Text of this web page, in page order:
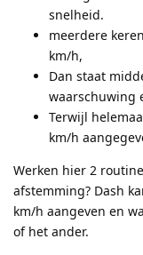
snelheid.
meerdere
km/h,
Dan staat
waarschuwing
Terwijl
km/h
Werken hier 2
afstemming? Dash
km/h aangeven en
of het ander.